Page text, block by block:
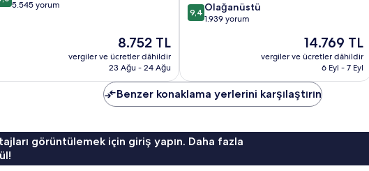
5.545 yorum
Güncel
fiyat:
8.752 TL
8.752 TL
vergiler ve ücretler dâhildir
23 Ağu - 24 Ağu
10
üzerinden
9,4 Olağanüstü
1.939 yorum
Güncel
fiyat:
14.769 TL
14.769 TL
vergiler ve ücretler dâhildir
6 Eyl - 7 Eyl
Benzer konaklama yerlerini karşılaştırın
görüntülemek için giriş yapın. Daha fazla